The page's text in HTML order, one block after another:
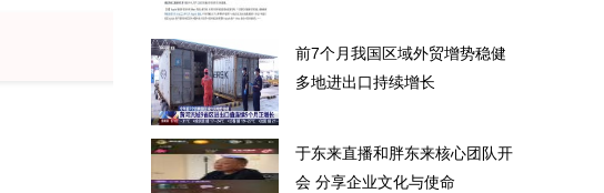
前7个月我国区域外贸增势稳健
多地进出口持续增长
于东来直播和胖东来核心团队开
会 分享企业文化与使命